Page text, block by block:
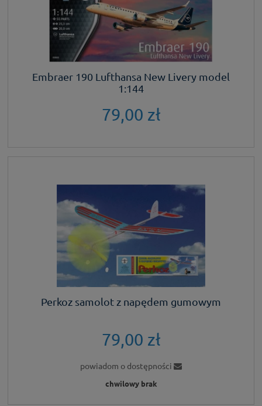
Embraer 190 Lufthansa New Livery model
1:144
79,00 zł
Perkoz samolot z napędem gumowym
79,00 zł
powiadom o dostępności
chwilowy brak